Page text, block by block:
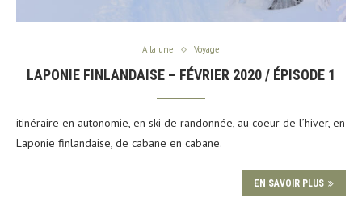
A la une Voyage
LAPONIE FINLANDAISE – FÉVRIER 2020 / ÉPISODE 1
itinéraire en autonomie, en ski de randonnée, au coeur de l’hiver, en
Laponie finlandaise, de cabane en cabane.
EN SAVOIR PLUS